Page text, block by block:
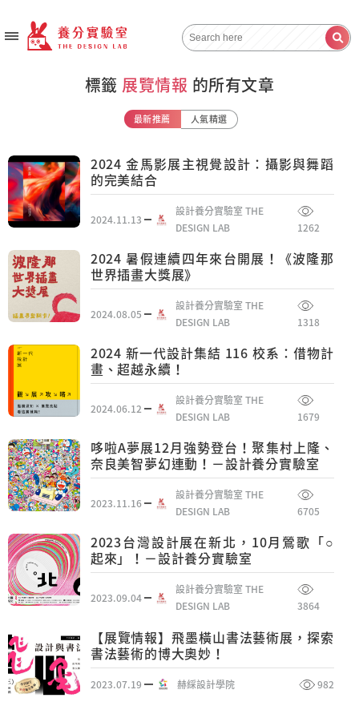
標籤 展覽情報 的所有文章
最新推薦 人氣精選
2024 金馬影展主視覺設計：攝影與舞蹈
的完美結合
2024.11.13
設計養分實驗室 THE
DESIGN LAB
1262
2024 暑假連續四年來台開展！《波隆那
世界插畫大獎展》
2024.08.05
設計養分實驗室 THE
DESIGN LAB
1318
2024 新一代設計集結 116 校系：借物計
畫、超越永續！
2024.06.12
設計養分實驗室 THE
DESIGN LAB
1679
哆啦A夢展12月強勢登台！聚集村上隆、
奈良美智夢幻連動！－設計養分實驗室
2023.11.16
設計養分實驗室 THE
DESIGN LAB
6705
2023台灣設計展在新北，10月鶯歌「○
起來」！－設計養分實驗室
2023.09.04
設計養分實驗室 THE
DESIGN LAB
3864
【展覽情報】飛墨橫山書法藝術展，探索
書法藝術的博大奧妙！
2023.07.19 赫綵設計學院 982